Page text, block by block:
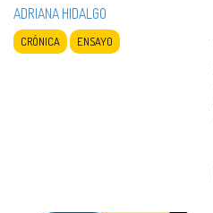
ADRIANA HIDALGO
CRÓNICA ENSAYO